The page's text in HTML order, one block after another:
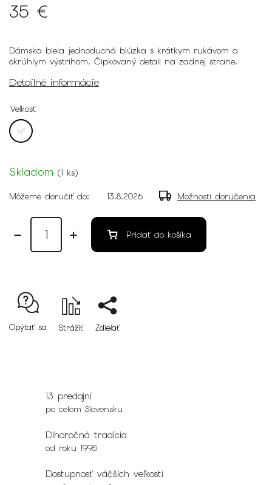
35 €
Dámska biela jednoduchá blúzka s krátkym rukávom a
okrúhlym výstrihom. Čipkovaný detail na zadnej strane.
Detailné informácie
Veľkosť
Skladom (1 ks)
Môžeme doručiť do: 13.8.2026 Možnosti doručenia
Pridať do košíka
Opýtať sa Strážiť Zdieľať
13 predajní
po celom Slovensku
Dlhoročná tradícia
od roku 1995
Dostupnosť väčších veľkostí